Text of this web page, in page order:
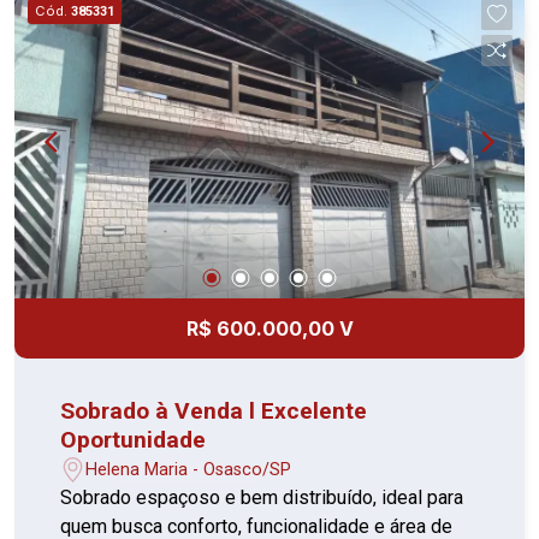
Cód. 385331
R$ 600.000,00 V
Sobrado à Venda l Excelente
Oportunidade
Helena Maria - Osasco/SP
Sobrado espaçoso e bem distribuído, ideal para
quem busca conforto, funcionalidade e área de